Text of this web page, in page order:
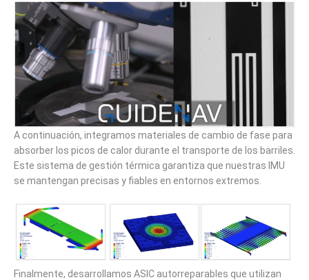
A continuación, integramos materiales de cambio de fase para
absorber los picos de calor durante el transporte de los barriles.
Este sistema de gestión térmica garantiza que nuestras IMU
se mantengan precisas y fiables en entornos extremos.
Finalmente, desarrollamos ASIC autorreparables que utilizan